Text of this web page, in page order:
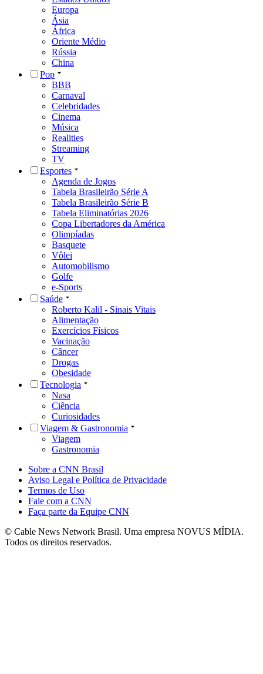
Europa
Ásia
África
Oriente Médio
Rússia
China
Pop
BBB
Carnaval
Celebridades
Cinema
Música
Realities
Streaming
TV
Esportes
Agenda de Jogos
Tabela Brasileirão Série A
Tabela Brasileirão Série B
Tabela Eliminatórias 2026
Copa Libertadores da América
Olimpíadas
Basquete
Vôlei
Automobilismo
Golfe
e-Sports
Saúde
Roberto Kalil - Sinais Vitais
Alimentação
Exercícios Físicos
Vacinação
Câncer
Drogas
Obesidade
Tecnologia
Nasa
Ciência
Curiosidades
Viagem & Gastronomia
Viagem
Gastronomia
Sobre a CNN Brasil
Aviso Legal e Política de Privacidade
Termos de Uso
Fale com a CNN
Faça parte da Equipe CNN
© Cable News Network Brasil. Uma empresa NOVUS MÍDIA.
Todos os direitos reservados.